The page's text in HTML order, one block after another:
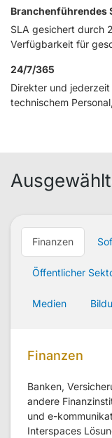
Branchenführendes
SLA gesichert durch
Verfügbarkeit für
24/7/365
Direkter und
technischem
Finanzen
Öffentlicher
Medien
Finanzen
Banken,
andere
und e-
Interspaces